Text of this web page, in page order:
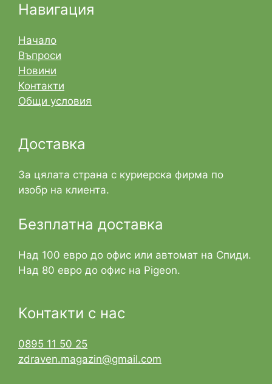
Навигация
Начало
Въпроси
Новини
Контакти
Общи условия
Доставка
За цялата страна с куриерска фирма по
изобр на клиента.
Безплатна доставка
Над 100 евро до офис или автомат на Спиди.
Над 80 евро до офис на Pigeon.
Контакти с нас
0895 11 50 25
zdraven.magazin@gmail.com